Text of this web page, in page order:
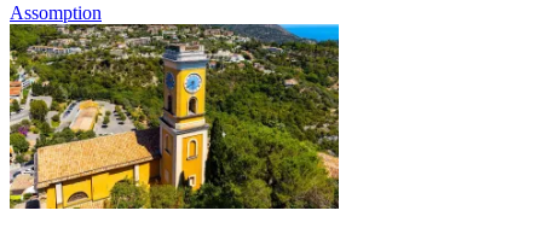
Assomption